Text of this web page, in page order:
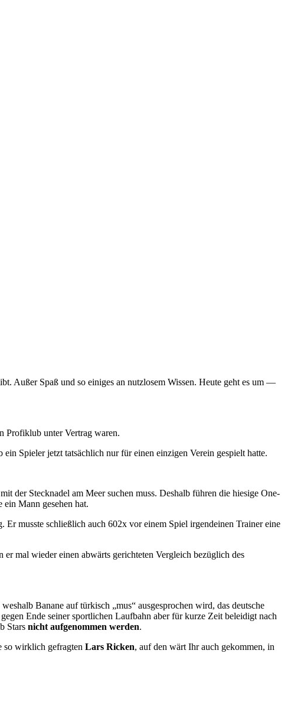
Außer Spaß und so einiges an nutzlosem Wissen. Heute geht es um —
Profiklub unter Vertrag waren.
Spieler jetzt tatsächlich nur für einen einzigen Verein gespielt hatte.
der Stecknadel am Meer suchen muss. Deshalb führen die hiesige One-
ein Mann gesehen hat.
musste schließlich auch 602x vor einem Spiel irgendeinen Trainer eine
mal wieder einen abwärts gerichteten Vergleich bezüglich des
Banane auf türkisch „mus“ ausgesprochen wird, das deutsche
Ende seiner sportlichen Laufbahn aber für kurze Zeit beleidigt nach
Stars nicht aufgenommen werden.
so wirklich gefragten Lars Ricken, auf den wärt Ihr auch gekommen, in